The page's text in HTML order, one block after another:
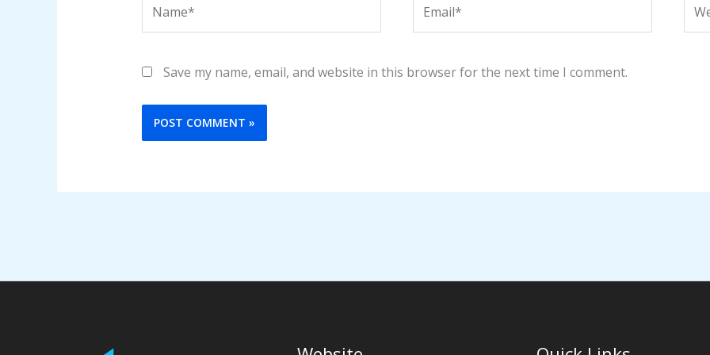
Save my name, email, and website in this browser for the next time I comment.